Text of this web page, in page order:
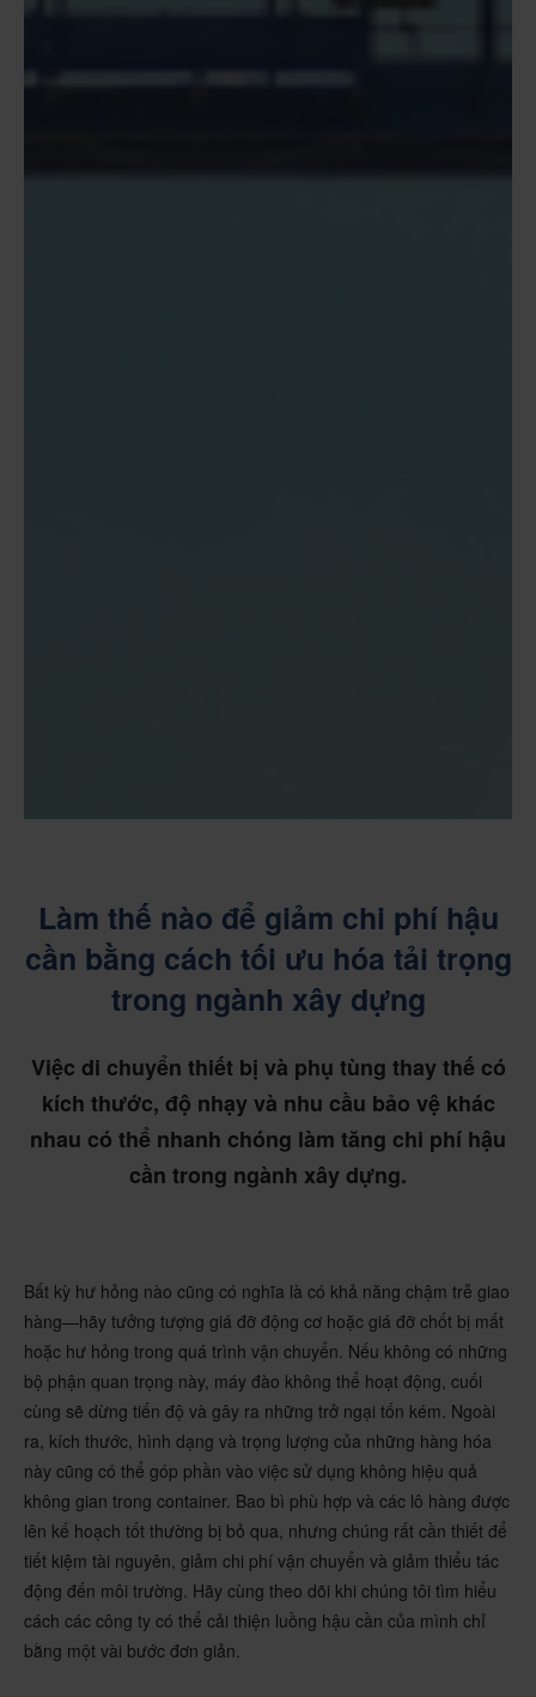
Làm thế nào để giảm chi phí hậu
cần bằng cách tối ưu hóa tải trọng
trong ngành xây dựng
Việc di chuyển thiết bị và phụ tùng thay thế có
kích thước, độ nhạy và nhu cầu bảo vệ khác
nhau có thể nhanh chóng làm tăng chi phí hậu
cần trong ngành xây dựng.
Bất kỳ hư hỏng nào cũng có nghĩa là có khả năng chậm trễ giao
hàng—hãy tưởng tượng giá đỡ động cơ hoặc giá đỡ chốt bị mất
hoặc hư hỏng trong quá trình vận chuyển. Nếu không có những
bộ phận quan trọng này, máy đào không thể hoạt động, cuối
cùng sẽ dừng tiến độ và gây ra những trở ngại tốn kém. Ngoài
ra, kích thước, hình dạng và trọng lượng của những hàng hóa
này cũng có thể góp phần vào việc sử dụng không hiệu quả
không gian trong container. Bao bì phù hợp và các lô hàng được
lên kế hoạch tốt thường bị bỏ qua, nhưng chúng rất cần thiết để
tiết kiệm tài nguyên, giảm chi phí vận chuyển và giảm thiểu tác
động đến môi trường. Hãy cùng theo dõi khi chúng tôi tìm hiểu
cách các công ty có thể cải thiện luồng hậu cần của mình chỉ
bằng một vài bước đơn giản. ​​